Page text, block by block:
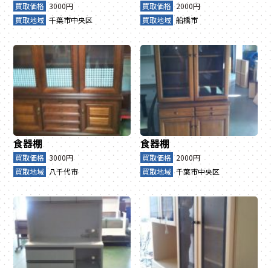
買取価格 3000円
買取地域 千葉市中央区
買取価格 2000円
買取地域 船橋市
食器棚
買取価格 3000円
買取地域 八千代市
食器棚
買取価格 2000円
買取地域 千葉市中央区